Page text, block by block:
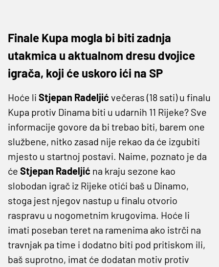
Finale Kupa mogla bi biti zadnja
utakmica u aktualnom dresu dvojice
igrača, koji će uskoro ići na SP
Hoće li Stjepan Radeljić večeras (18 sati) u finalu
Kupa protiv Dinama biti u udarnih 11 Rijeke? Sve
informacije govore da bi trebao biti, barem one
službene, nitko zasad nije rekao da će izgubiti
mjesto u startnoj postavi. Naime, poznato je da
će Stjepan Radeljić na kraju sezone kao
slobodan igrač iz Rijeke otići baš u Dinamo,
stoga jest njegov nastup u finalu otvorio
raspravu u nogometnim krugovima. Hoće li
imati poseban teret na ramenima ako istrči na
travnjak pa time i dodatno biti pod pritiskom ili,
baš suprotno, imat će dodatan motiv protiv